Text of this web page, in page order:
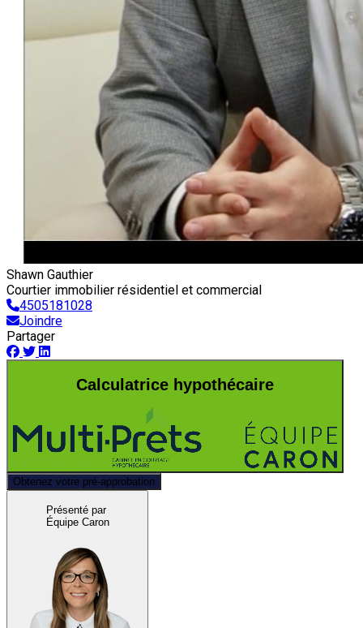
Shawn Gauthier
Courtier immobilier résidentiel et commercial
4505181028
Joindre
Partager
Calculatrice hypothécaire
Obtenez votre pré-approbation
Présenté par
Équipe Caron